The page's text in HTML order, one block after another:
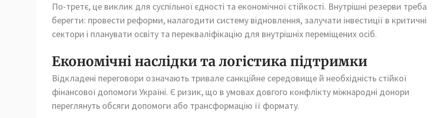
По-третє, це виклик для суспільної єдності та економічної стійкості. Внутрішні резерви треба
берегти: провести реформи, налагодити систему відновлення, залучати інвестиції в критичні
сектори і планувати освіту та перекваліфікацію для внутрішніх переміщених осіб.
Економічні наслідки та логістика підтримки
Відкладені переговори означають тривале санкційне середовище й необхідність стійкої
фінансової допомоги Україні. Є ризик, що в умовах довгого конфлікту міжнародні донори
переглянуть обсяги допомоги або трансформацію її формату.